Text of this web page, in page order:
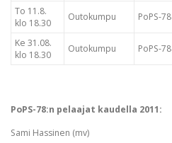
To 11.8.
klo 18.30
Outokumpu PoPS-78
Ke 31.08.
klo 18.30
Outokumpu PoPS-78
PoPS-78:n pelaajat kaudella 2011:
Sami Hassinen (mv)